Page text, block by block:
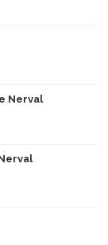
Nerval